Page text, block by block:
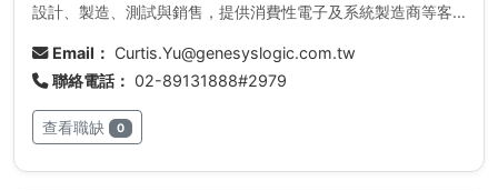
設計、製造、測試與銷售，提供消費性電子及系統製造商等客
具有領先地位，在高速USB4/3.2/2.0、SD 7.0/4.0/3.0、PCIe
Gen4 / Gen3等傳輸介面，針對多項應用領域，規劃完整的產
也將持續秉持領導市場及產品創新之一貫精神，積極開發高階
Email： Curtis.Yu@genesyslogic.com.tw
聯絡電話： 02-89131888#2979
查看職缺 0